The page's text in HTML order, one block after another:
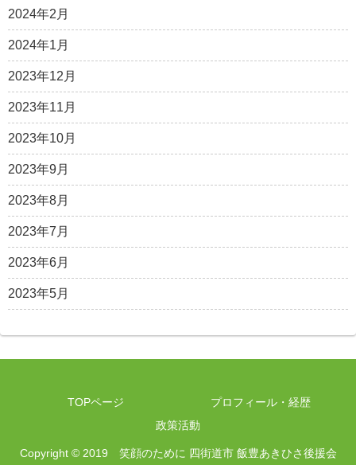
2024年2月
2024年1月
2023年12月
2023年11月
2023年10月
2023年9月
2023年8月
2023年7月
2023年6月
2023年5月
TOPページ
プロフィール・経歴
政策活動
Copyright © 2019 笑顔のために 四街道市 飯豊あきひさ後援会